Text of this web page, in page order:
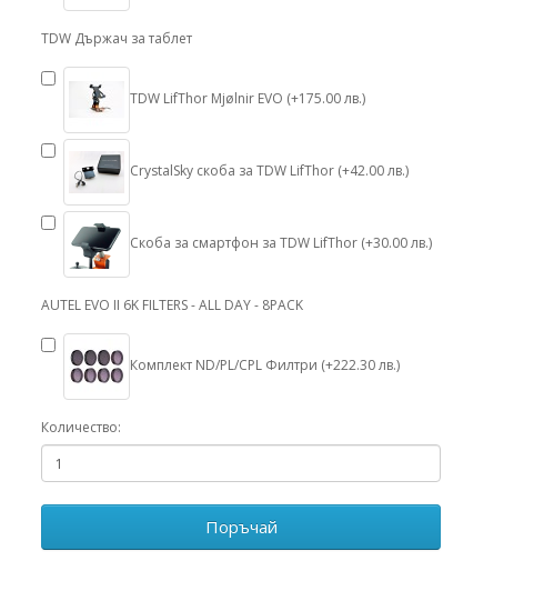
TDW Държач за таблет
TDW LifThor Mjølnir EVO (+175.00 лв.)
CrystalSky скоба за TDW LifThor (+42.00 лв.)
Скоба за смартфон за TDW LifThor (+30.00 лв.)
AUTEL EVO II 6K FILTERS - ALL DAY - 8PACK
Комплект ND/PL/CPL Филтри (+222.30 лв.)
Количество:
Поръчай